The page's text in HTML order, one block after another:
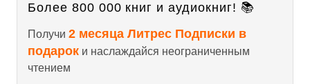
Более 800 000 книг и аудиокниг! 📚
Получи 2 месяца Литрес Подписки в
подарок и наслаждайся неограниченным
чтением